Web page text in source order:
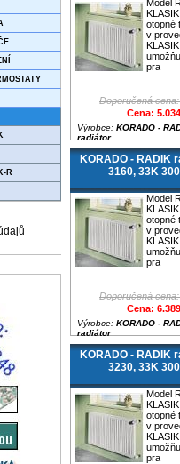
R
Model
otopné
v
pra
Doporučená
Cena:
Výrobce: KORADO -
radiátor
KORADO - RADIK
3160, 33K
Model
otopné
v
pra
Doporučená
Cena:
Výrobce: KORADO -
radiátor
KORADO - RADIK
3230, 33K
Model
otopné
v
pra